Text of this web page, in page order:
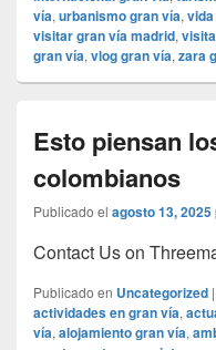
vía, urbanismo gran vía,
visitar gran vía madrid,
gran vía, vlog gran vía, zara
Esto piensan
colombianos
Publicado el agosto 13, 2025
Contact Us on
Publicado en Uncategorized |
actividades en gran vía,
vía, alojamiento gran vía,